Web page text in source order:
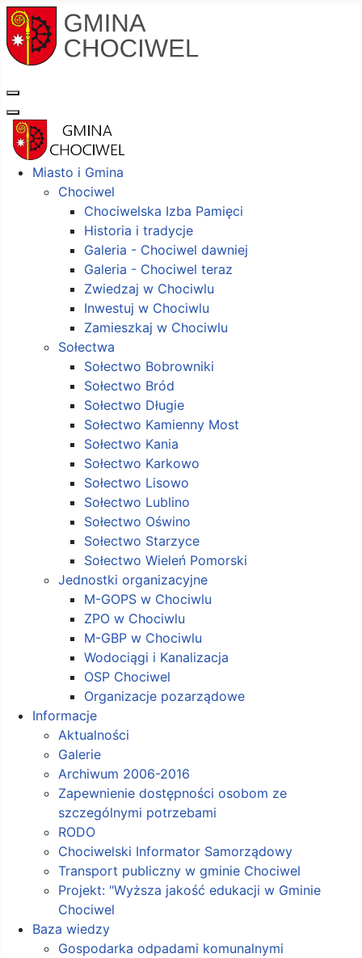
Miasto i Gmina
Chociwel
Chociwelska Izba Pamięci
Historia i tradycje
Galeria - Chociwel dawniej
Galeria - Chociwel teraz
Zwiedzaj w Chociwlu
Inwestuj w Chociwlu
Zamieszkaj w Chociwlu
Sołectwa
Sołectwo Bobrowniki
Sołectwo Bród
Sołectwo Długie
Sołectwo Kamienny Most
Sołectwo Kania
Sołectwo Karkowo
Sołectwo Lisowo
Sołectwo Lublino
Sołectwo Oświno
Sołectwo Starzyce
Sołectwo Wieleń Pomorski
Jednostki organizacyjne
M-GOPS w Chociwlu
ZPO w Chociwlu
M-GBP w Chociwlu
Wodociągi i Kanalizacja
OSP Chociwel
Organizacje pozarządowe
Informacje
Aktualności
Galerie
Archiwum 2006-2016
Zapewnienie dostępności osobom ze
szczególnymi potrzebami
RODO
Chociwelski Informator Samorządowy
Transport publiczny w gminie Chociwel
Projekt: "Wyższa jakość edukacji w Gminie
Chociwel
Baza wiedzy
Gospodarka odpadami komunalnymi